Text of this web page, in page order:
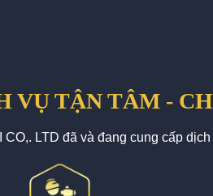
VỤ TẬN TÂM -
CO,. LTD đã và đang cung cấp